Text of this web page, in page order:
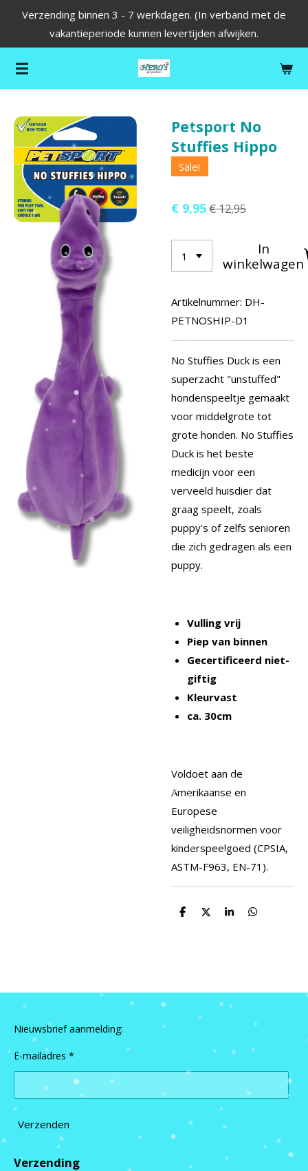
de
hoofdinhoud
Verzending binnen 3 - 7 werkdagen. (In verband met de
vakantieperiode kunnen levertijden afwijken.
Petsport No
Stuffies Hippo
Sale!
€ 9,95€ 12,95
In
winkelwagen
Artikelnummer: DH-
PETNOSHIP-D1
No Stuffies Duck is een
superzacht "unstuffed"
hondenspeeltje gemaakt
voor middelgrote tot
grote honden. No Stuffies
Duck is het beste
medicijn voor een
verveeld huisdier dat
graag speelt, zoals
puppy's of zelfs senioren
die zich gedragen als een
puppy.
Vulling vrij
Piep van binnen
Gecertificeerd niet-
giftig
Kleurvast
ca. 30cm
Voldoet aan de
Amerikaanse en
Europese
veiligheidsnormen voor
kinderspeelgoed (CPSIA,
ASTM-F963, EN-71).
D
D
S
D
Nieuwsbrief aanmelding:
E-mailadres *
Verzenden
Verzending